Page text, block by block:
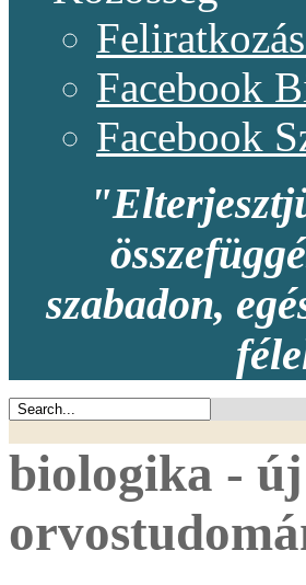
Facebook
Facebook
szabadon,
biologika -